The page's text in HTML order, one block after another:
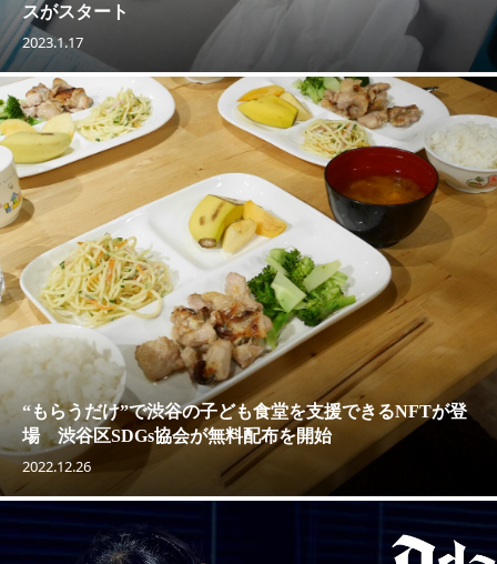
スがスタート
2023.1.17
“もらうだけ”で渋谷の子ども食堂を支援できるNFTが登
場 渋谷区SDGs協会が無料配布を開始
2022.12.26